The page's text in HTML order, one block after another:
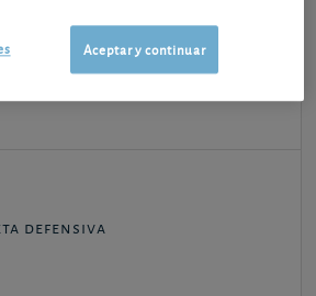
equilibrada
defensiva
Aceptar y continuar